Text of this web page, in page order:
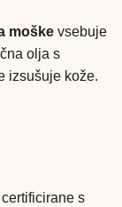
moške vsebuje
olja s
izsušuje kože.
s